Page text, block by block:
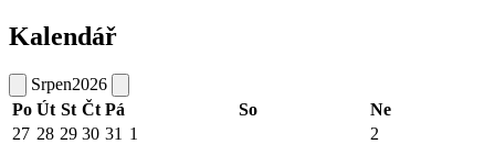
Kalendář
Srpen2026
Po Út St Čt Pá So
Ne
27 28 29 30 31 1 2